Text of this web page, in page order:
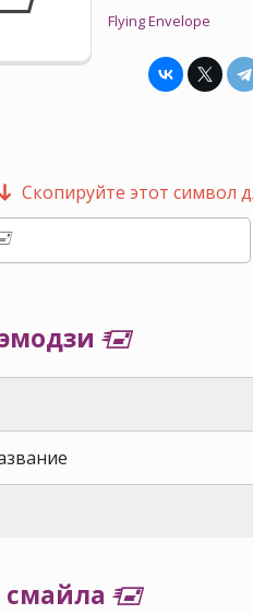
Flying Envelope
Скопируйте этот символ
эмодзи 🖅
смайла 🖅